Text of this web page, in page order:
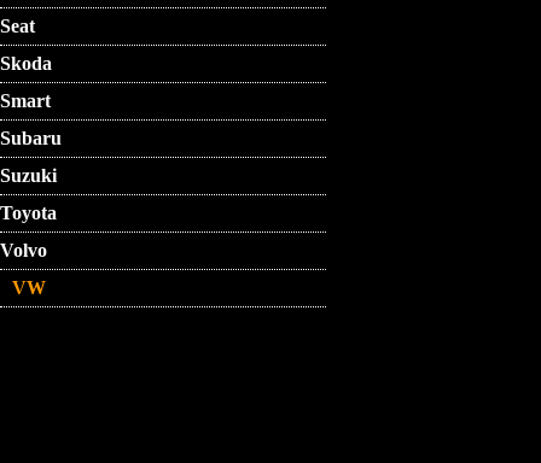
Seat
Skoda
Smart
Subaru
Suzuki
Toyota
Volvo
VW